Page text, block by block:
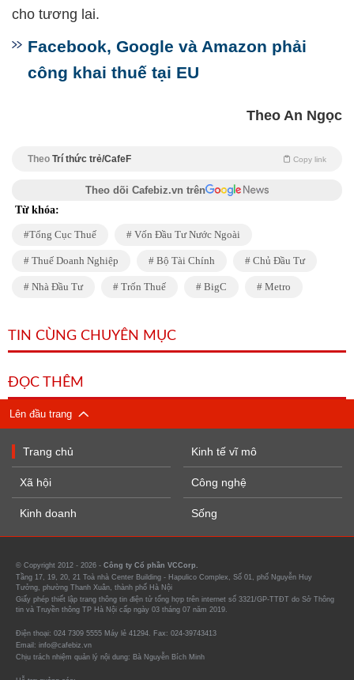
cho tương lai.
Facebook, Google và Amazon phải
công khai thuế tại EU
Theo An Ngọc
Theo Trí thức trẻ/CafeF Copy link
Theo dõi Cafebiz.vn trên
Từ khóa:
Tổng Cục Thuế Vốn Đầu Tư Nước Ngoài
Thuế Doanh Nghiệp Bộ Tài Chính Chủ Đầu Tư
Nhà Đầu Tư Trốn Thuế BigC Metro
TIN CÙNG CHUYÊN MỤC
ĐỌC THÊM
Lên đầu trang
Trang chủ
Xã hội
Kinh doanh
Kinh tế vĩ mô
Công nghệ
Sống
© Copyright 2012 - 2026 - Công ty Cổ phần VCCorp.
Tầng 17, 19, 20, 21 Toà nhà Center Building - Hapulico Complex, Số 01, phố Nguyễn Huy
Tưởng, phường Thanh Xuân, thành phố Hà Nội
Giấy phép thiết lập trang thông tin điện tử tổng hợp trên internet số 3321/GP-TTĐT do Sở Thông
tin và Truyền thông TP Hà Nội cấp ngày 03 tháng 07 năm 2019.
Điện thoại: 024 7309 5555 Máy lẻ 41294. Fax: 024-39743413
Email: info@cafebiz.vn
Chịu trách nhiệm quản lý nội dung: Bà Nguyễn Bích Minh